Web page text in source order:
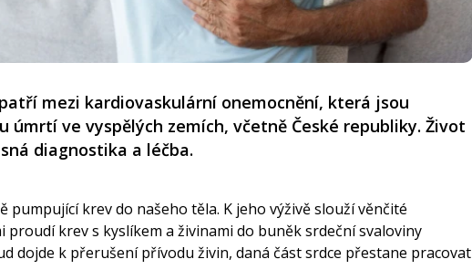
mezi kardiovaskulární onemocnění, která jsou
úmrtí ve vyspělých zemích, včetně České republiky. Život
diagnostika a léčba.
pumpující krev do našeho těla. K jeho výživě slouží věnčité
proudí krev s kyslíkem a živinami do buněk srdeční svaloviny
dojde k přerušení přívodu živin, daná část srdce přestane pracovat